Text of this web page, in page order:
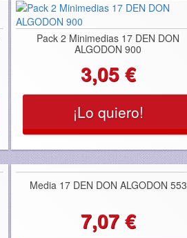
Pack 2 Minimedias 17 DEN DON
ALGODON 900
3,05 €
¡Lo quiero!
Media 17 DEN DON ALGODON 553
7,07 €